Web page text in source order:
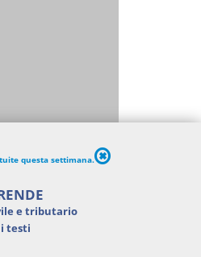
questa settimana.
e tributario
testi